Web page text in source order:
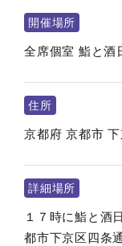
開催場所
全席個室 鮨と酒
住所
京都府 京都市
詳細場所
１７時に鮨と酒
都市下京区四条